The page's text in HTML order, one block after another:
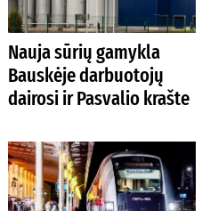
Nauja sūrių gamykla
Bauskėje darbuotojų
dairosi ir Pasvalio krašte